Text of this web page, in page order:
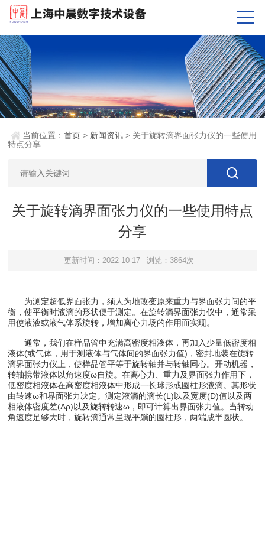
当前位置：首页 > 新闻资讯 > 关于旋转滴界面张力仪的一些使用
特点分享
关于旋转滴界面张力仪的一些使用特点
分享
更新时间：2022-10-17 浏览：3864次
为测定超低界面张力，须人为地改变原来重力与界面张力间的平
衡，使平衡时液滴的形状便于测定。在旋转滴界面张力仪中，通常采
用使液液或液气体系旋转，增加离心力场的作用而实现。
通常，我们在样品管中充满高密度相液体，再加入少量低密度相
液体(或气体，用于测液体与气体间的界面张力值)，密封地装在旋转
滴界面张力仪上，使样品管平等于旋转轴并与转轴同心。开动机器，
转轴携带液体以角速度ω自旋。在离心力、重力及界面张力作用下，
低密度相液体在高密度相液体中形成一长球形或圆柱形液滴。其形状
由转速ω和界面张力决定。测定液滴的滴长(L)以及宽度(D)值以及两
相液体密度差(Δρ)以及旋转转速ω，即可计算出界面张力值。当转动
角速度足够大时，旋转滴通常呈现平躺的圆柱形，两端成半圆状。